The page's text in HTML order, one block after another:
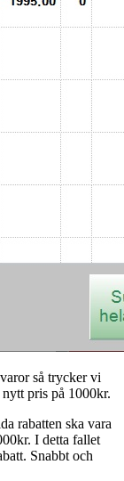
så trycker vi
pris på 1000kr.
rabatten ska vara
I detta fallet
Snabbt och